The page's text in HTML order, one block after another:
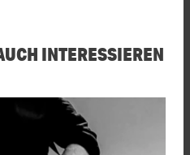
INTERESSIEREN